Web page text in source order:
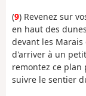
(9) Revenez sur
en haut des
devant les Marais
d'arriver à un
remontez ce plan
suivre le sentier